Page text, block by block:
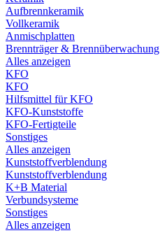
Aufbrennkeramik
Vollkeramik
Anmischplatten
Brennträger & Brennüberwachung
Alles anzeigen
KFO
KFO
Hilfsmittel für KFO
KFO-Kunststoffe
KFO-Fertigteile
Sonstiges
Alles anzeigen
Kunststoffverblendung
Kunststoffverblendung
K+B Material
Verbundsysteme
Sonstiges
Alles anzeigen